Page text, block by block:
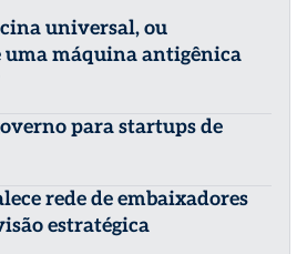
universal, ou
uma máquina antigênica
para startups de
rede de embaixadores
estratégica